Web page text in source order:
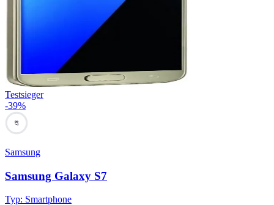
Testsieger
-39%
87
Samsung
Samsung Galaxy S7
Typ: Smartphone